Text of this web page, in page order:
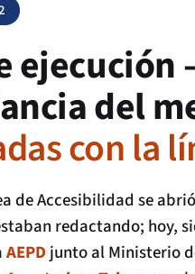
del
con la
de Accesibilidad se
redactando;
AEPDjunto al Ministerio